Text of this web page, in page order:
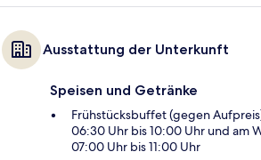
Ausstattung der Unterkunft
Speisen und Getränke
Frühstücksbuffet (gegen
06:30 Uhr bis 10:00 Uhr und am
07:00 Uhr bis 11:00 Uhr